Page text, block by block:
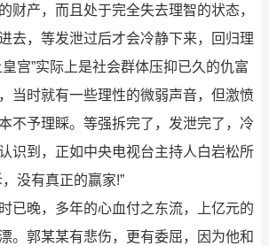
财产，而且处于完全失去理智的状态，
去，等发泄过后才会冷静下来，回归理
宫”实际上是社会群体压抑已久的仇富
当时就有一些理性的微弱声音，但激愤
不予理睬。等强拆完了，发泄完了，冷
识到，正如中央电视台主持人白岩松所
没有真正的赢家!”
晚，多年的心血付之东流，上亿元的
。郭某某有悲伤，更有委屈，因为他和